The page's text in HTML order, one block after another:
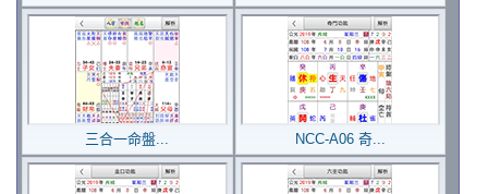
三合一命盤... NCC-A06 奇...